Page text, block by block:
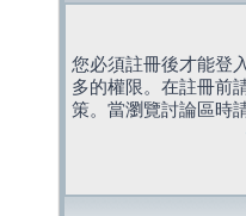
您必須註冊後才能登
多的權限。在註冊前
策。當瀏覽討論區時